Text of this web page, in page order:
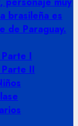
brasileña es
de Paraguay.
I
II